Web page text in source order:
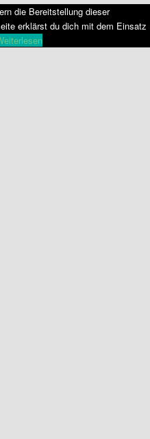
die Bereitstellung dieser
erklärst du dich mit dem Einsatz